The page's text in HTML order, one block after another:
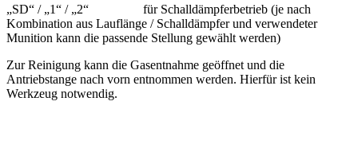
„SD“ / „1“ / „2“ für Schalldämpferbetrieb (je nach
Kombination aus Lauflänge / Schalldämpfer und verwendeter
Munition kann die passende Stellung gewählt werden)
Zur Reinigung kann die Gasentnahme geöffnet und die
Antriebstange nach vorn entnommen werden. Hierfür ist kein
Werkzeug notwendig.